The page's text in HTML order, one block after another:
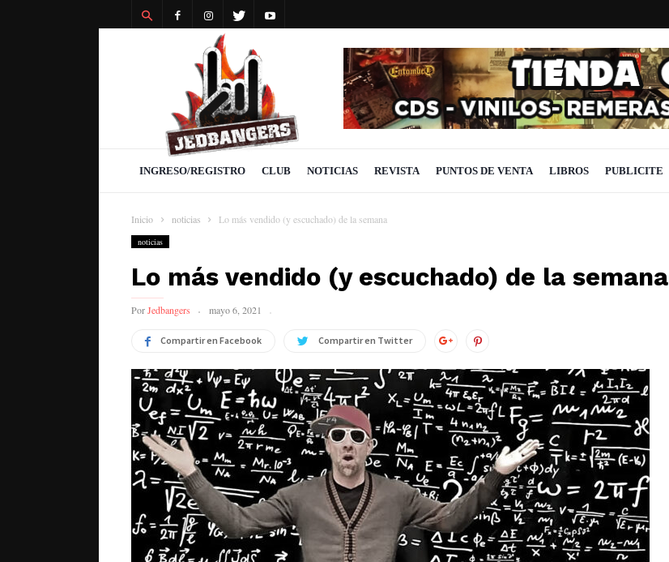
INGRESO/REGISTRO CLUB NOTICIAS REVISTA PUNTOS DE VENTA LIBROS PUBLICITE
Inicio noticias Lo más vendido (y escuchado) de la semana
noticias
Lo más vendido (y escuchado) de la semana
PorJedbangers mayo 6, 2021
Compartir en Facebook Compartir en Twitter